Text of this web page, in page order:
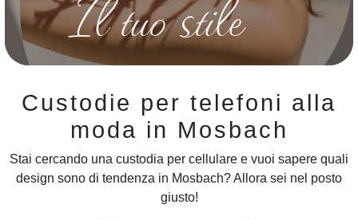
Custodie per telefoni alla
moda in Mosbach
Stai cercando una custodia per cellulare e vuoi sapere quali
design sono di tendenza in Mosbach? Allora sei nel posto
giusto!